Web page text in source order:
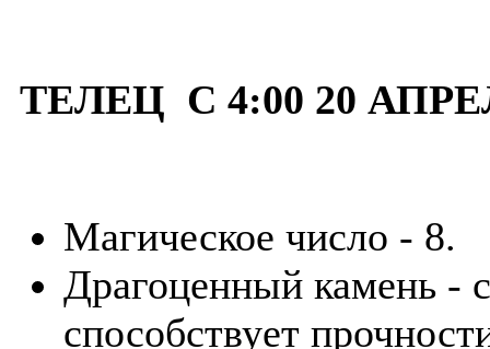
ТЕЛЕЦ С 4:00 20
Магическое число - 8.
Драгоценный камень -
способствует